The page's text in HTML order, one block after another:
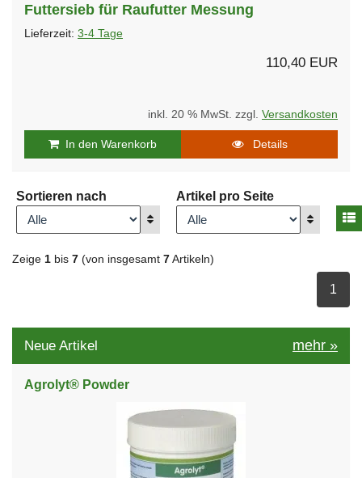
Futtersieb für Raufutter Messung
Lieferzeit: 3-4 Tage
110,40 EUR
inkl. 20 % MwSt. zzgl. Versandkosten
In den Warenkorb Details
Sortieren nach
Anzeigen
Artikel pro Seite
Anzeigen
Zeige 1 bis 7 (von insgesamt 7 Artikeln)
1
Neue Artikel mehr »
Agrolyt® Powder